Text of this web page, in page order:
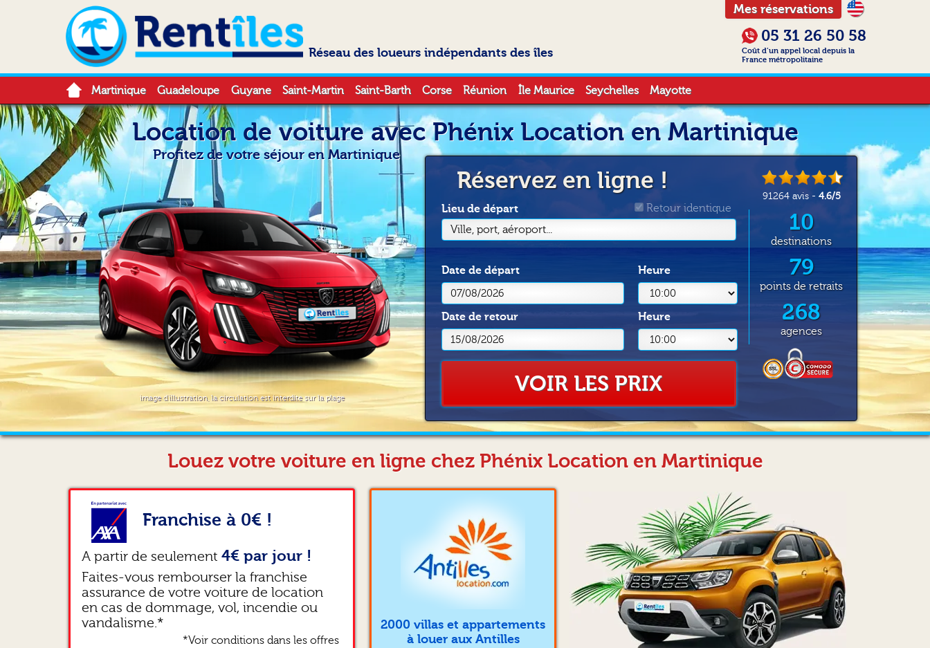
Mes réservations
Réseau des loueurs indépendants des îles
05 31 26 50 58
Coût d’un appel local depuis la
France métropolitaine
Martinique Guadeloupe Guyane Saint-Martin Saint-Barth Corse Réunion Île Maurice Seychelles Mayotte
Location de voiture avec Phénix Location en Martinique
Profitez de votre séjour en Martinique
image d'illustration, la circulation est interdite sur la plage
91264avis - 4.6/5
Réservez en ligne !
Lieu de départ
Ville, port, aéroport...
Retour identique
Datede départ Heure
Datede retour Heure
VOIR LES PRIX
10
destinations
79
points de retraits
268
agences
Louez votre voiture en ligne chez Phénix Location en Martinique
Franchise à 0€ !
A partir de seulement 4€ par jour !
Faites-vous rembourser la franchise
assurance de votre voiture de location
en cas de dommage, vol, incendie ou
vandalisme.*
*Voir conditions dans les offres
2000 villas et appartements
à louer aux Antilles